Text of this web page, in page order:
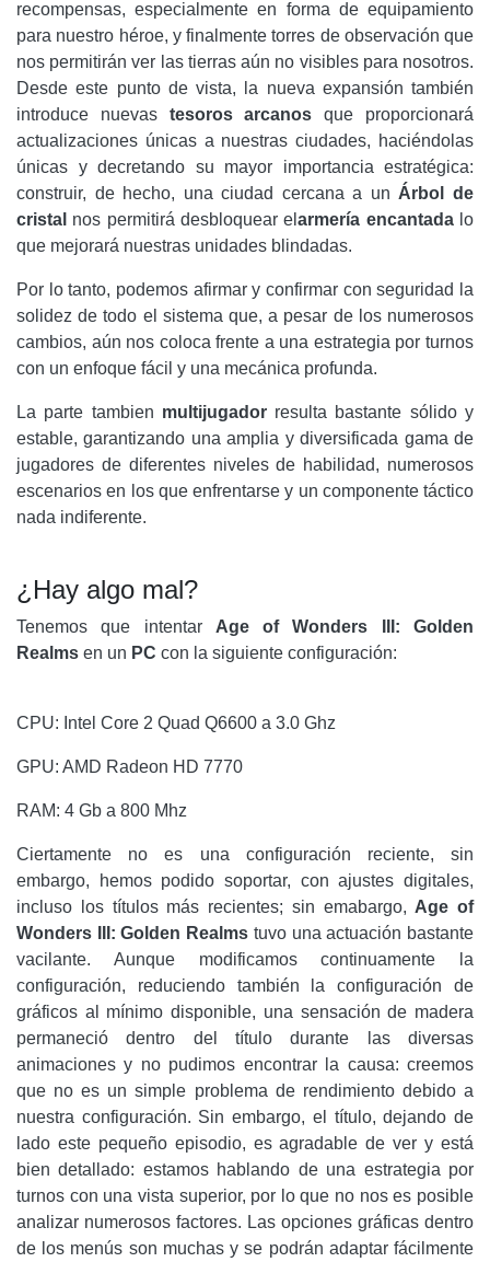
recompensas, especialmente en forma de equipamiento
para nuestro héroe, y finalmente torres de observación que
nos permitirán ver las tierras aún no visibles para nosotros.
Desde este punto de vista, la nueva expansión también
introduce nuevas tesoros arcanos que proporcionará
actualizaciones únicas a nuestras ciudades, haciéndolas
únicas y decretando su mayor importancia estratégica:
construir, de hecho, una ciudad cercana a un Árbol de
cristal nos permitirá desbloquear elarmería encantadalo
que mejorará nuestras unidades blindadas.
Por lo tanto, podemos afirmar y confirmar con seguridad la
solidez de todo el sistema que, a pesar de los numerosos
cambios, aún nos coloca frente a una estrategia por turnos
con un enfoque fácil y una mecánica profunda.
La parte tambien multijugadorresulta bastante sólido y
estable, garantizando una amplia y diversificada gama de
jugadores de diferentes niveles de habilidad, numerosos
escenarios en los que enfrentarse y un componente táctico
nada indiferente.
¿Hay algo mal?
Tenemos que intentar Age of Wonders III: Golden
Realms en un PC con la siguiente configuración:
CPU: Intel Core 2 Quad Q6600 a 3.0 Ghz
GPU: AMD Radeon HD 7770
RAM: 4 Gb a 800 Mhz
Ciertamente no es una configuración reciente, sin
embargo, hemos podido soportar, con ajustes digitales,
incluso los títulos más recientes; sin emabargo, Age of
Wonders III: Golden Realms tuvo una actuación bastante
vacilante. Aunque modificamos continuamente la
configuración, reduciendo también la configuración de
gráficos al mínimo disponible, una sensación de madera
permaneció dentro del título durante las diversas
animaciones y no pudimos encontrar la causa: creemos
que no es un simple problema de rendimiento debido a
nuestra configuración. Sin embargo, el título, dejando de
lado este pequeño episodio, es agradable de ver y está
bien detallado: estamos hablando de una estrategia por
turnos con una vista superior, por lo que no nos es posible
analizar numerosos factores. Las opciones gráficas dentro
de los menús son muchas y se podrán adaptar fácilmente